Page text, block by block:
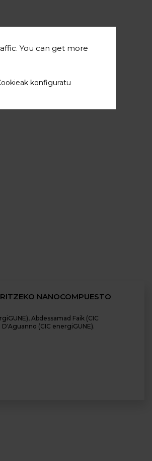
NANOCOMPUESTO
Abdessamad Faik (CIC
(CIC energiGUNE).
You can get more
konfiguratu